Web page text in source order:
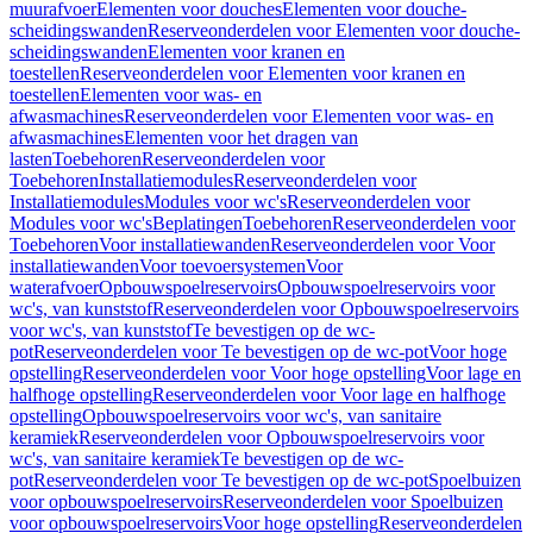
muurafvoerElementen voor douchesElementen voor douche-
scheidingswandenReserveonderdelen voor Elementen voor douche-
scheidingswandenElementen voor kranen en
toestellenReserveonderdelen voor Elementen voor kranen en
toestellenElementen voor was- en
afwasmachinesReserveonderdelen voor Elementen voor was- en
afwasmachinesElementen voor het dragen van
lastenToebehorenReserveonderdelen voor
ToebehorenInstallatiemodulesReserveonderdelen voor
InstallatiemodulesModules voor wc'sReserveonderdelen voor
Modules voor wc'sBeplatingenToebehorenReserveonderdelen voor
ToebehorenVoor installatiewandenReserveonderdelen voor Voor
installatiewandenVoor toevoersystemenVoor
waterafvoerOpbouwspoelreservoirsOpbouwspoelreservoirs voor
wc's, van kunststofReserveonderdelen voor Opbouwspoelreservoirs
voor wc's, van kunststofTe bevestigen op de wc-
potReserveonderdelen voor Te bevestigen op de wc-potVoor hoge
opstellingReserveonderdelen voor Voor hoge opstellingVoor lage en
halfhoge opstellingReserveonderdelen voor Voor lage en halfhoge
opstellingOpbouwspoelreservoirs voor wc's, van sanitaire
keramiekReserveonderdelen voor Opbouwspoelreservoirs voor
wc's, van sanitaire keramiekTe bevestigen op de wc-
potReserveonderdelen voor Te bevestigen op de wc-potSpoelbuizen
voor opbouwspoelreservoirsReserveonderdelen voor Spoelbuizen
voor opbouwspoelreservoirsVoor hoge opstellingReserveonderdelen